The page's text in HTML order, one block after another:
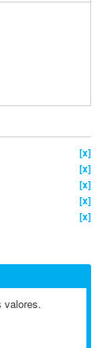
[x]
[x]
[x]
[x]
[x]
valores.